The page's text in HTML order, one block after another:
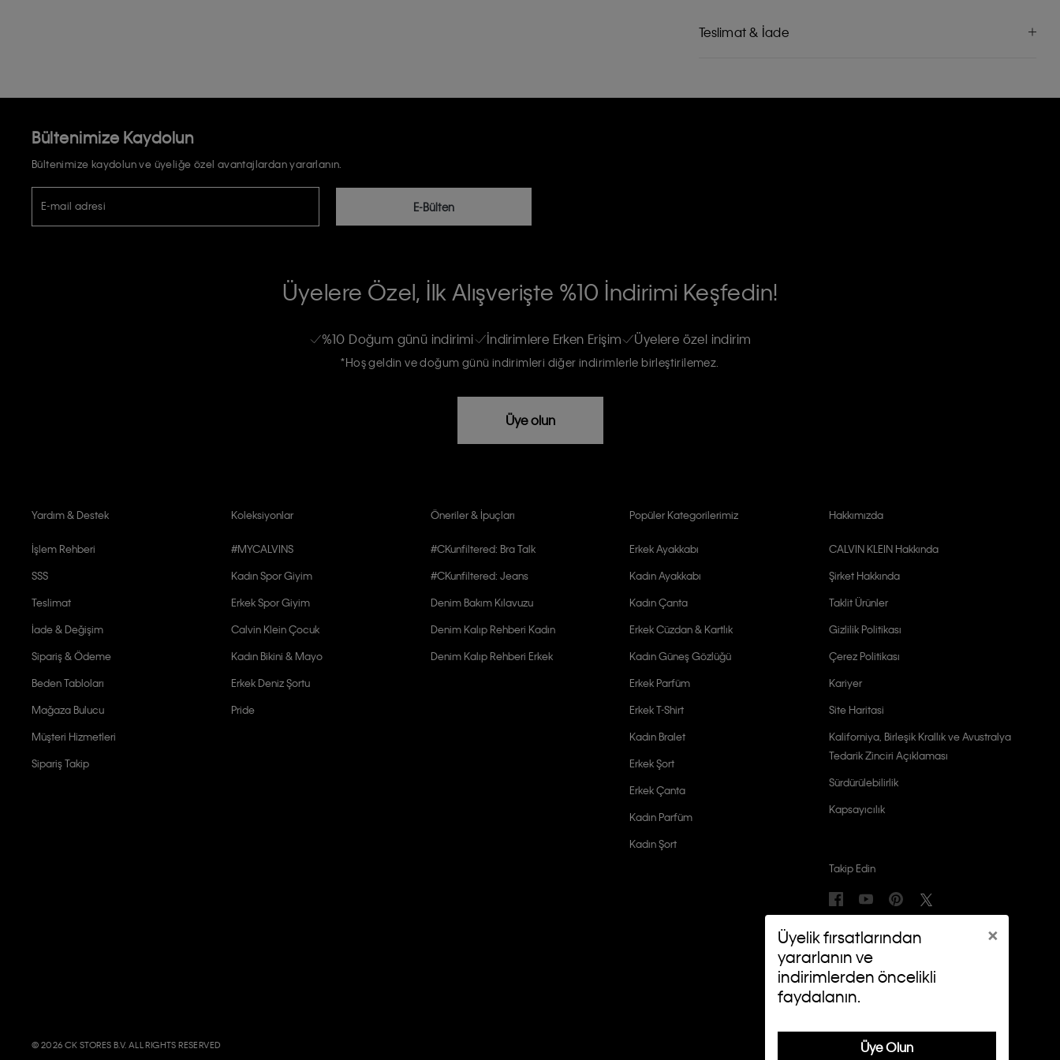
×
Üyelik fırsatlarından
yararlanın ve
indirimlerden öncelikli
faydalanın.
Üye Olun
Teslimat & İade
Bültenimize Kaydolun
Bültenimize kaydolun ve üyeliğe özel avantajlardan yararlanın.
E-mail adresi E-Bülten
Calvin Klein e-bültenine abone olarak, kişisel verilerimin Calvin Klein tarafına gönderileceğinin ve güncel ürün,
Üyelere Özel, İlk Alışverişte %10 İndirimi Keşfedin!
%10 Doğum günü indirimi İndirimlere Erken Erişim Üyelere özel indirim
*Hoş geldin ve doğum günü indirimleri diğer indirimlerle birleştirilemez.
Üye olun
Yardım & Destek
İşlem Rehberi
SSS
Teslimat
İade & Değişim
Sipariş & Ödeme
Beden Tabloları
Mağaza Bulucu
Müşteri Hizmetleri
Sipariş Takip
Koleksiyonlar
#MYCALVINS
Kadın Spor Giyim
Erkek Spor Giyim
Calvin Klein Çocuk
Kadın Bikini & Mayo
Erkek Deniz Şortu
Pride
Öneriler & İpuçları
#CKunfiltered: Bra Talk
#CKunfiltered: Jeans
Denim Bakım Kılavuzu
Denim Kalıp Rehberi Kadın
Denim Kalıp Rehberi Erkek
Popüler Kategorilerimiz
Erkek Ayakkabı
Kadın Ayakkabı
Kadın Çanta
Erkek Cüzdan & Kartlık
Kadın Güneş Gözlüğü
Erkek Parfüm
Erkek T-Shirt
Kadın Bralet
Erkek Şort
Erkek Çanta
Kadın Parfüm
Kadın Şort
Hakkımızda
CALVIN KLEIN Hakkında
Şirket Hakkında
Taklit Ürünler
Gizlilik Politikası
Çerez Politikası
Kariyer
Site Haritasi
Kaliforniya, Birleşik Krallık ve Avustralya
Tedarik Zinciri Açıklaması
Sürdürülebilirlik
Kapsayıcılık
Takip Edin
© 2026 CK STORES B.V. ALL RIGHTS RESERVED